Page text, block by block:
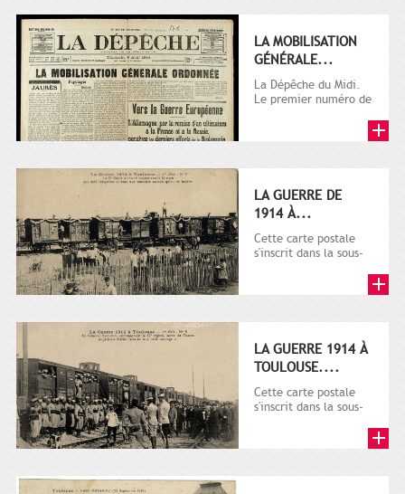
LA MOBILISATION
GÉNÉRALE...
La Dépêche du Midi.
Le premier numéro de
octobre...
LA GUERRE DE
1914 À...
Cette carte postale
s'inscrit dans la sous-
plusieurs milliers de...
LA GUERRE 1914 À
TOULOUSE....
Cette carte postale
s'inscrit dans la sous-
plusieurs milliers de...